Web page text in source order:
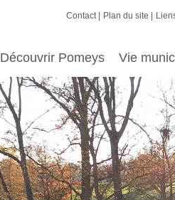
Contact Plan du site
Découvrir Pomeys Vie